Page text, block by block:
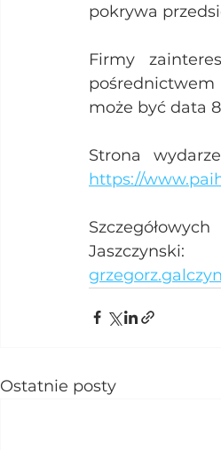
pokrywa
Firmy
może być data
https://
Jaszczynski:
Ostatnie posty